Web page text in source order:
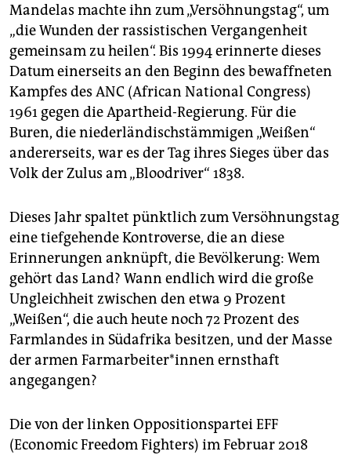
abo
genossenschaft
epaper login
Mandelas machte ihn zum „Versöhnungstag“, um
„die Wunden der rassistischen Vergangenheit
gemeinsam zu heilen“. Bis 1994 erinnerte dieses
Datum einerseits an den Beginn des bewaffneten
Kampfes des ANC (African National Congress)
1961 gegen die Apartheid-Regierung. Für die
Buren, die niederländischstämmigen „Weißen“
andererseits, war es der Tag ihres Sieges über das
Volk der Zulus am „Bloodriver“ 1838.
Dieses Jahr spaltet pünktlich zum Versöhnungstag
eine tiefgehende Kontroverse, die an diese
Erinnerungen anknüpft, die Bevölkerung: Wem
gehört das Land? Wann endlich wird die große
Ungleichheit zwischen den etwa 9 Prozent
„Weißen“, die auch heute noch 72 Prozent des
Farmlandes in Südafrika besitzen, und der Masse
der armen Farm­ar­bei­te­r*in­nen ernsthaft
angegangen?
Die von der linken Oppositionspartei EFF
(Economic Freedom Fighters) im Februar 2018